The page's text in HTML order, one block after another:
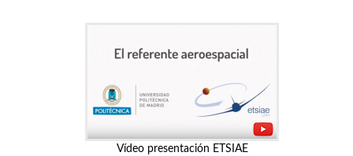
Vídeo presentación ETSIAE